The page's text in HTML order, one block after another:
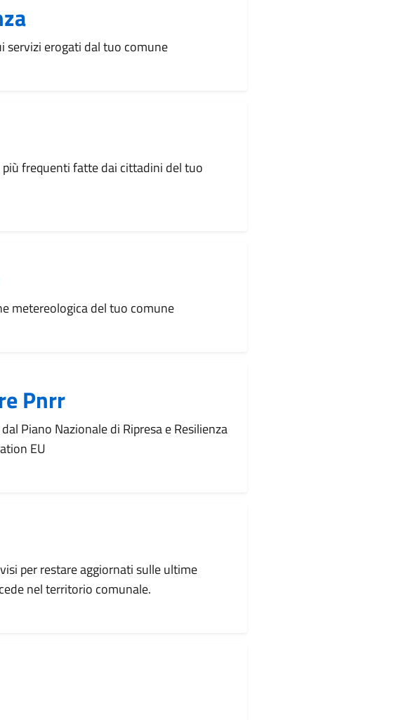
servizi erogati dal tuo comune
frequenti fatte dai cittadini del tuo
metereologica del tuo comune
Pnrr
Piano Nazionale di Ripresa e Resilienza
EU
per restare aggiornati sulle ultime
nel territorio comunale.